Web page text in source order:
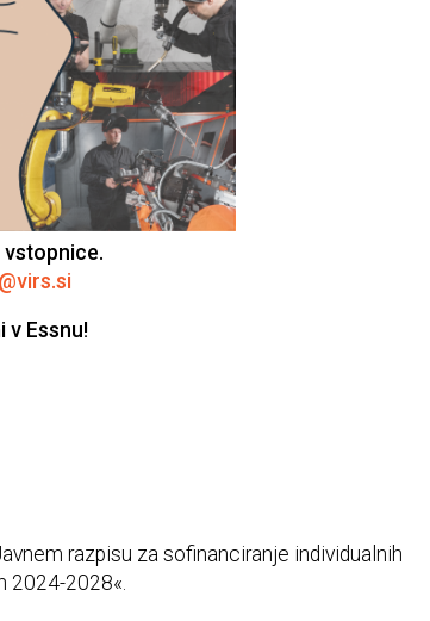
vstopnice.
v Essnu!
razpisu za sofinanciranje individualnih
2024-2028«.